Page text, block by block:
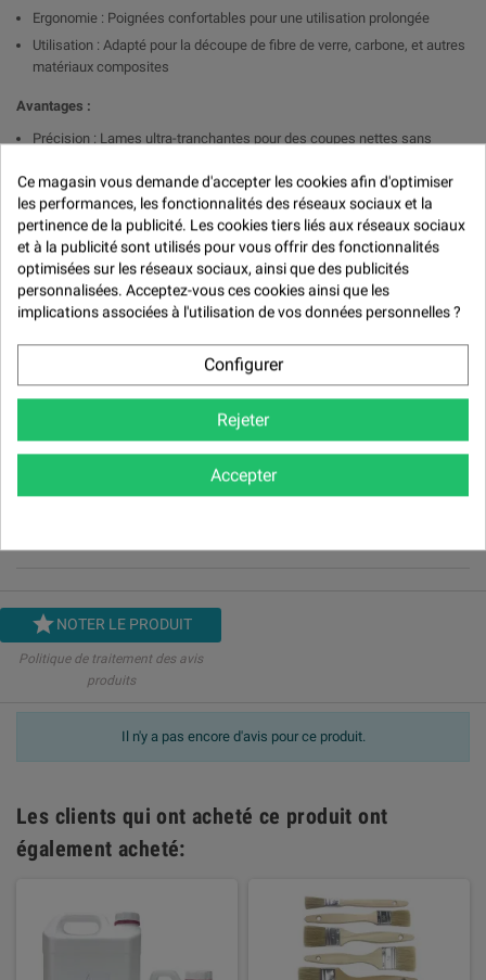
Ergonomie : Poignées confortables pour une utilisation prolongée
Utilisation : Adapté pour la découpe de fibre de verre, carbone, et autres
matériaux composites
Avantages :
Précision : Lames ultra-tranchantes pour des coupes nettes sans
Durabilité : Conçu pour résister à l'usure, même avec des matériaux
résistants comme la fibre de verre.
Confort d'Utilisation : Poignée ergonomique pour réduire la fatigue lors
de longues sessions de découpe.
Pour des informations supplémentaires ou des conseils techniques,
veuillez contacter notre service clientèle.
Optez pour les Ciseaux Métal pour Fibre de Verre pour une découpe
précise et efficace de tous vos matériaux composites.
Avis (0)
NOTER LE PRODUIT
Politique de traitement des avis
produits
Il n'y a pas encore d'avis pour ce produit.
Les clients qui ont acheté ce produit ont
également acheté:
Ce magasin vous demande d'accepter les cookies afin d'optimiser
les performances, les fonctionnalités des réseaux sociaux et la
pertinence de la publicité. Les cookies tiers liés aux réseaux sociaux
et à la publicité sont utilisés pour vous offrir des fonctionnalités
optimisées sur les réseaux sociaux, ainsi que des publicités
personnalisées. Acceptez-vous ces cookies ainsi que les
implications associées à l'utilisation de vos données personnelles ?
Configurer
Rejeter
Accepter